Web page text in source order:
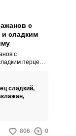
с
сладким
с
перцем
закуска
блюдо,
или обычным
сладкий,
806 0